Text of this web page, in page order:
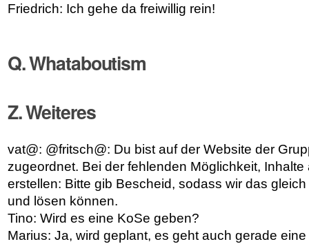
Friedrich: Ich gehe da freiwillig rein!
Q. Whataboutism
Z. Weiteres
vat@: @fritsch@: Du bist auf der Website der
zugeordnet. Bei der fehlenden Möglichkeit,
erstellen: Bitte gib Bescheid, sodass wir das
und lösen können.
Tino: Wird es eine KoSe geben?
Marius: Ja, wird geplant, es geht auch gerade